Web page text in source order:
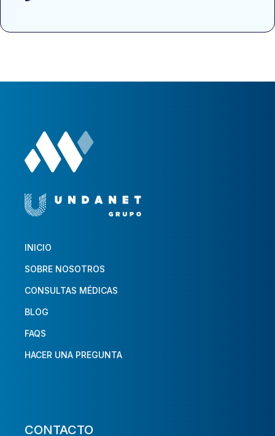
INICIO
SOBRE NOSOTROS
CONSULTAS MÉDICAS
BLOG
FAQS
HACER UNA PREGUNTA
CONTACTO